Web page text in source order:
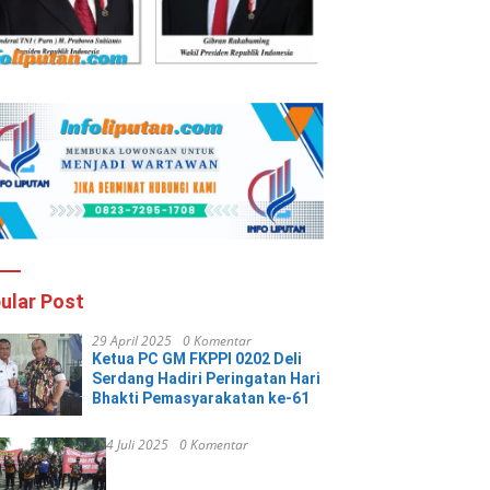
Post
29 April 2025 0 Komentar
Ketua PC GM FKPPI 0202 Deli
Serdang Hadiri Peringatan Hari
Bhakti Pemasyarakatan ke-61
4 Juli 2025 0 Komentar